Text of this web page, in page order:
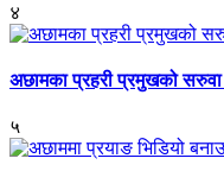
४
अछामका प्रहरी प्रमुखको
५